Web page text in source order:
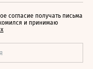
согласие получать письма
и принимаю